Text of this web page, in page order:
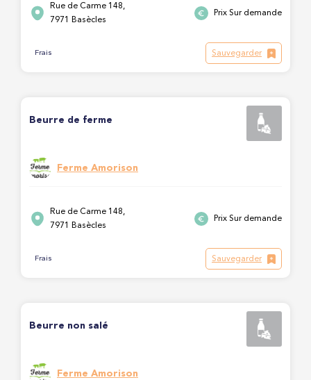
Rue de Carme 148,
7971 Basècles
Prix Sur demande
Frais Sauvegarder
Beurre de ferme
Ferme Amorison
Rue de Carme 148,
7971 Basècles
Prix Sur demande
Frais Sauvegarder
Beurre non salé
Ferme Amorison